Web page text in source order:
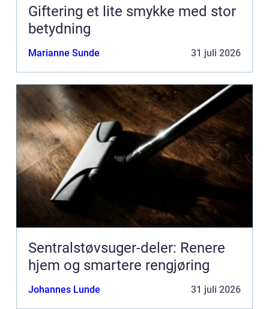
Giftering et lite smykke med stor
betydning
Marianne Sunde 31 juli 2026
Sentralstøvsuger-deler: Renere
hjem og smartere rengjøring
Johannes Lunde 31 juli 2026